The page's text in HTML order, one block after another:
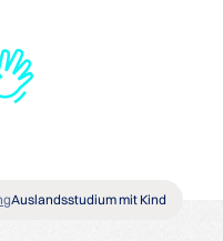
Auslandsstudium mit Kind